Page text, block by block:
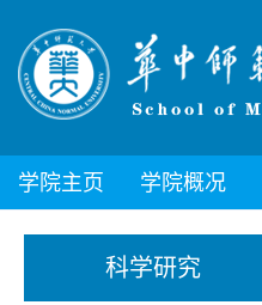
学院主页 学院概况
科学研究